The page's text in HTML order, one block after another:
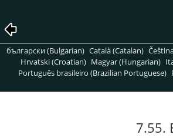
български (Bulgarian) Català (Catalan)
Hrvatski (Croatian) Magyar (Hungarian)
Português brasileiro (Brazilian Portuguese)
7.55.